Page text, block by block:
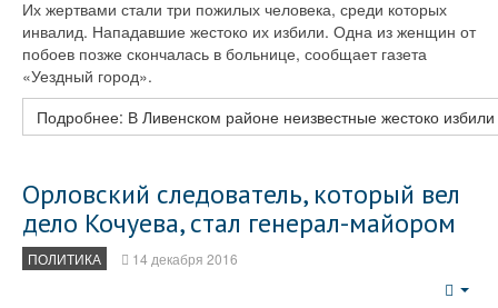
Их жертвами стали три пожилых человека, среди которых
инвалид. Нападавшие жестоко их избили. Одна из женщин от
побоев позже скончалась в больнице, сообщает газета
«Уездный город».
Подробнее: В Ливенском районе неизвестные жестоко
Орловский следователь, который вел
дело Кочуева, стал генерал-майором
ПОЛИТИКА 14 декабря 2016